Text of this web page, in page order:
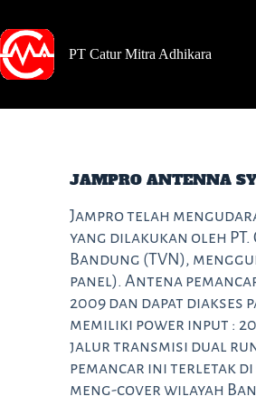
PT Catur Mitra Adhikara
JAMPRO ANTENNA
Jampro telah
yang dilakukan oleh
Bandung (TVN),
panel). Antena
2009 dan dapat diakses
memiliki power input :
jalur transmisi dual run
pemancar ini terletak di
meng-cover wilayah